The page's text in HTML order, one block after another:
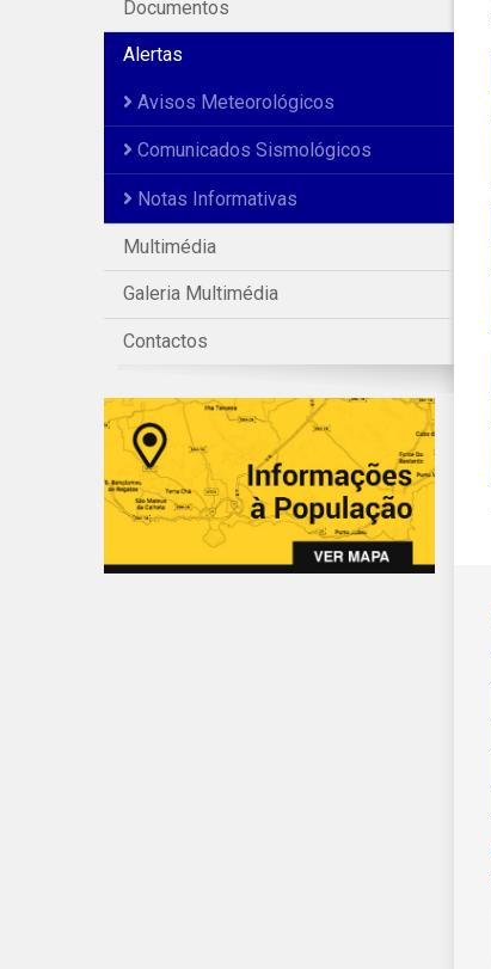
Documentos
Alertas
Avisos Meteorológicos
Comunicados Sismológicos
Notas Informativas
Multimédia
Galeria Multimédia
Contactos